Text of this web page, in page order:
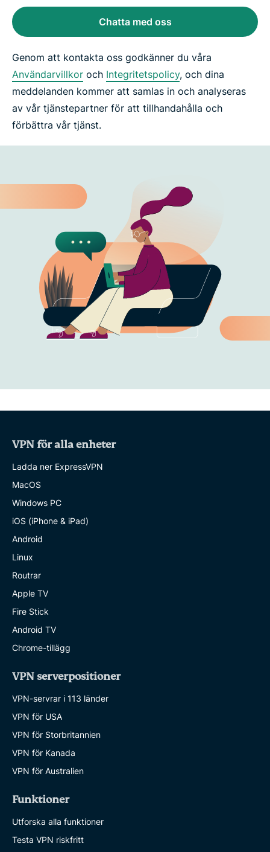
Chatta med oss
Genom att kontakta oss godkänner du våra
Användarvillkor och Integritetspolicy, och dina
meddelanden kommer att samlas in och analyseras
av vår tjänstepartner för att tillhandahålla och
förbättra vår tjänst.
VPN för alla enheter
Ladda ner ExpressVPN
MacOS
Windows PC
iOS (iPhone & iPad)
Android
Linux
Routrar
Apple TV
Fire Stick
Android TV
Chrome-tillägg
VPN serverpositioner
VPN-servrar i 113 länder
VPN för USA
VPN för Storbritannien
VPN för Kanada
VPN för Australien
Funktioner
Utforska alla funktioner
Testa VPN riskfritt